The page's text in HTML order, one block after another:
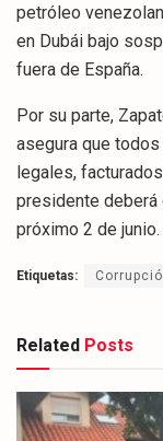
petróleo
en Dubái bajo
fuera de España.
Por su parte,
asegura que
legales,
presidente deberá
próximo 2 de junio.
Etiquetas:
Related Posts